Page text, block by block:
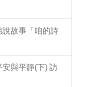
故事「咱的詩
與平靜(下) 訪